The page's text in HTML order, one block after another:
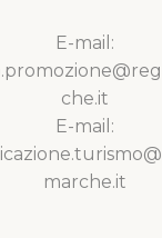
E-mail:
che.it
E-mail:
marche.it